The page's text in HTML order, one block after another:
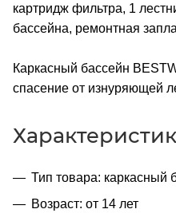
картридж фильтра, 1
бассейна, ремонтная
Каркасный бассейн
спасение от изнуряющей
Тип товара: каркасный
Возраст: от 14 лет